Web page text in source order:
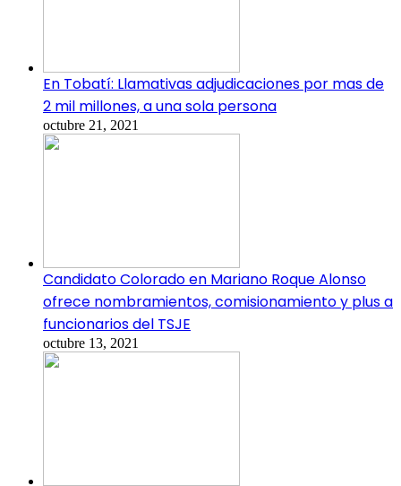
En Tobatí: Llamativas adjudicaciones por mas de
2 mil millones, a una sola persona
octubre 21, 2021
Candidato Colorado en Mariano Roque Alonso
ofrece nombramientos, comisionamiento y plus a
funcionarios del TSJE
octubre 13, 2021